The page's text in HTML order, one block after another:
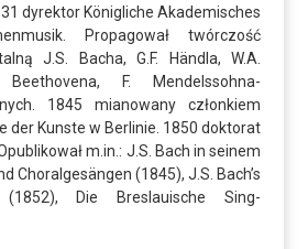
dyrektor Königliche Akademisches
Propagował twórczość
J.S. Bacha, G.F. Händla, W.A.
F. Mendelssohna-
1845 mianowany członkiem
der Kunste w Berlinie. 1850 doktorat
m.in.: J.S. Bach in seinem
Choralgesängen (1845), J.S. Bach’s
(1852), Die Breslauische Sing-